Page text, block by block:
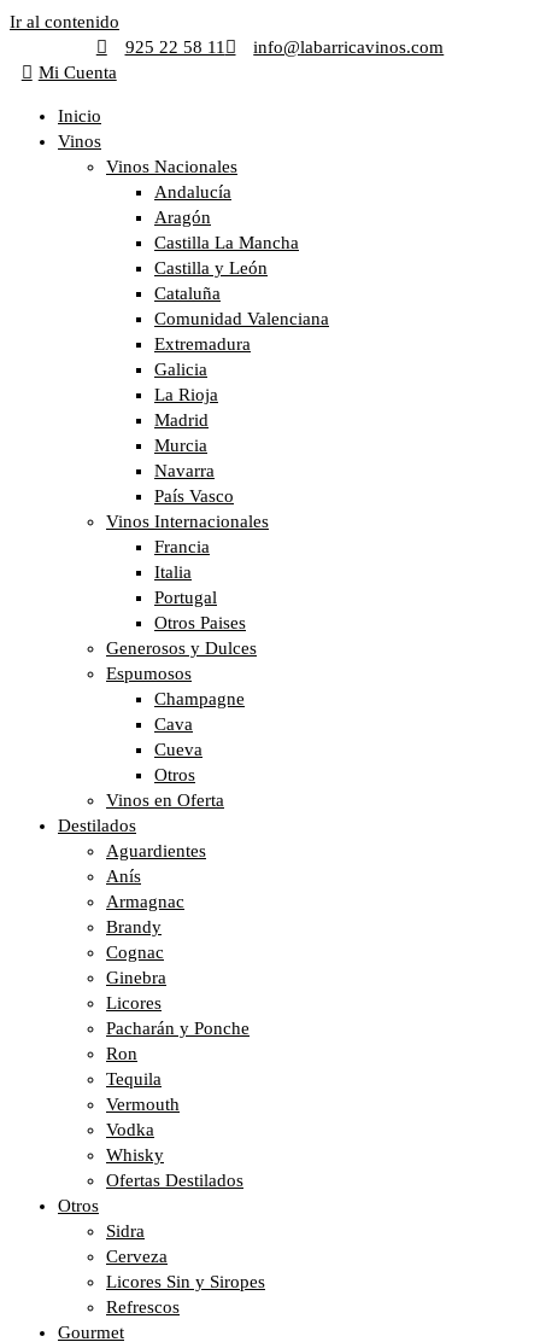
Ir al contenido
925 22 58 11
info@labarricavinos.com
Mi Cuenta
Inicio
Vinos
Vinos Nacionales
Andalucía
Aragón
Castilla La Mancha
Castilla y León
Cataluña
Comunidad Valenciana
Extremadura
Galicia
La Rioja
Madrid
Murcia
Navarra
País Vasco
Vinos Internacionales
Francia
Italia
Portugal
Otros Paises
Generosos y Dulces
Espumosos
Champagne
Cava
Cueva
Otros
Vinos en Oferta
Destilados
Aguardientes
Anís
Armagnac
Brandy
Cognac
Ginebra
Licores
Pacharán y Ponche
Ron
Tequila
Vermouth
Vodka
Whisky
Ofertas Destilados
Otros
Sidra
Cerveza
Licores Sin y Siropes
Refrescos
Gourmet